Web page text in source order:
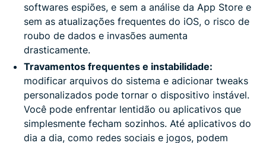
softwares espiões, e sem a análise da App Store e
sem as atualizações frequentes do iOS, o risco de
roubo de dados e invasões aumenta
drasticamente.
Travamentos frequentes e instabilidade:
modificar arquivos do sistema e adicionar tweaks
personalizados pode tornar o dispositivo instável.
Você pode enfrentar lentidão ou aplicativos que
simplesmente fecham sozinhos. Até aplicativos do
dia a dia, como redes sociais e jogos, podem